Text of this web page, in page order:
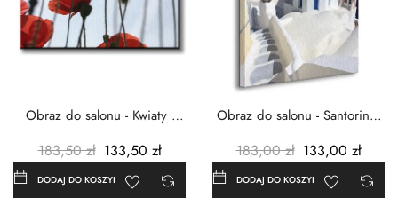
Obraz do salonu - Kwiaty -
183,50 zł 133,50 zł
DODAJ DO KOSZYKA
Obraz do salonu - Santorini -
183,00 zł 133,00 zł
DODAJ DO KOSZYKA